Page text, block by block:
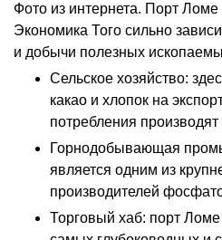
Фото из интернета. Порт Ломе
Экономика Того сильно
и добычи полезных
Сельское хозяйство:
какао и хлопок на
потребления производят
Горнодобывающая
является одним из
производителей
Торговый хаб: порт Ломе